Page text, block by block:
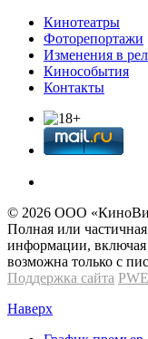
Кинотеатры
Фоторепортажи
Изменения в
Кинособытия
Контакты
© 2026 OOО
Полная или
информации, включая
возможна только с
Поддержка сайта
Наверх